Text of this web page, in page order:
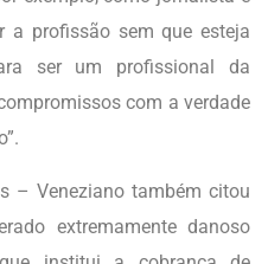
a profissão sem que esteja
ser um profissional da
com a verdade
– Veneziano também citou
extremamente danoso